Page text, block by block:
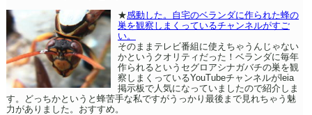
★感動した。自宅のベランダに作られた蜂の
巣を観察しまくっているチャンネルがすご
い。
そのままテレビ番組に使えちゃうんじゃない
かというクオリティだった！ベランダに毎年
作られるというセグロアシナガバチの巣を観
察しまくっているYouTubeチャンネルがleia
掲示板で人気になっていましたので紹介しま
す。どっちかというと蜂苦手な私ですがうっかり最後まで見れちゃう魅
力がありました。おすすめ。